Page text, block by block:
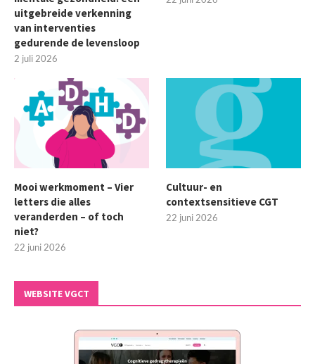
uitgebreide verkenning
van interventies
gedurende de levensloop
2 juli 2026
Mooi werkmoment – Vier
letters die alles
veranderden – of toch
niet?
22 juni 2026
Cultuur- en
contextsensitieve CGT
22 juni 2026
WEBSITE VGCT